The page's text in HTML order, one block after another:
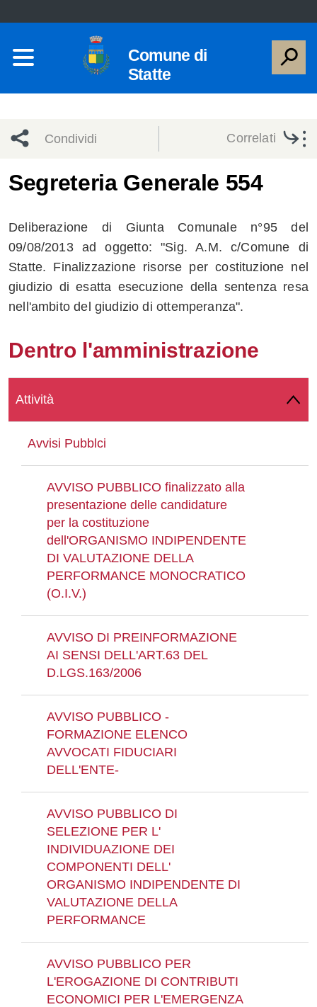
Comune di
Statte
Condividi
network
Condividi
Condividi
Facebook
su
Twitter
Condividi
su
Facebook
Condividi
su
Whatsapp
Correlati
Segreteria Generale 554
Deliberazione di Giunta Comunale n°95 del
09/08/2013 ad oggetto: "Sig. A.M. c/Comune di
Statte. Finalizzazione risorse per costituzione nel
giudizio di esatta esecuzione della sentenza resa
nell'ambito del giudizio di ottemperanza".
Dentro l'amministrazione
Attività
Avvisi Pubblci
AVVISO PUBBLICO finalizzato alla
presentazione delle candidature
per la costituzione
dell'ORGANISMO INDIPENDENTE
DI VALUTAZIONE DELLA
PERFORMANCE MONOCRATICO
(O.I.V.)
AVVISO DI PREINFORMAZIONE
AI SENSI DELL'ART.63 DEL
D.LGS.163/2006
AVVISO PUBBLICO -
FORMAZIONE ELENCO
AVVOCATI FIDUCIARI
DELL'ENTE-
AVVISO PUBBLICO DI
SELEZIONE PER L'
INDIVIDUAZIONE DEI
COMPONENTI DELL'
ORGANISMO INDIPENDENTE DI
VALUTAZIONE DELLA
PERFORMANCE
AVVISO PUBBLICO PER
L'EROGAZIONE DI CONTRIBUTI
ECONOMICI PER L'EMERGENZA